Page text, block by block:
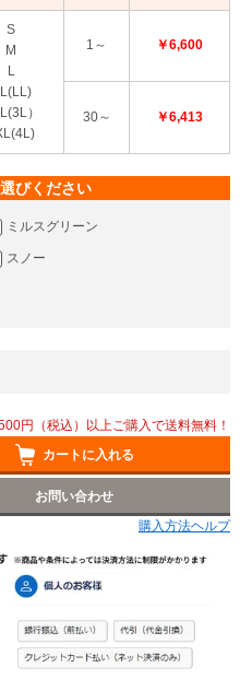
S
M
L
）
1～ ￥6,600
30～ ￥6,413
びください
ミルスグリーン
スノー
円（税込）以上ご購入で送料無料！
カートに入れる
お問い合わせ
購入方法ヘルプ